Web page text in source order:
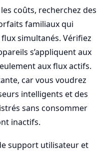
coûts, recherchez des
familiaux qui
simultanés. Vérifiez
s’appliquent aux
aux flux actifs.
car vous voudrez
intelligents et des
sans consommer
inactifs.
support utilisateur et